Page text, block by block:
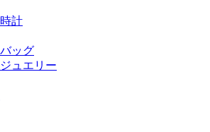
計
ッグ
ュエリー